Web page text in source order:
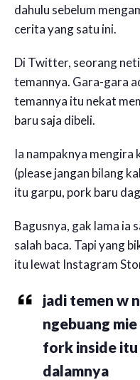
dahulu sebelum
cerita yang satu ini.
Di Twitter, seorang
temannya. Gara-gara
temannya itu nekat
baru saja dibeli.
Ia nampaknya
(please jangan bilang
itu garpu, pork baru
Bagusnya, gak lama ia
salah baca. Tapi yang
itu lewat Instagram
jadi temen w
ngebuang
fork inside itu
dalamnya